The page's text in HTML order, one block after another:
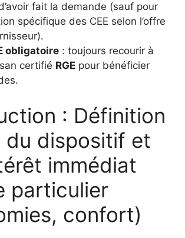
fait la demande (sauf pour
spécifique des CEE selon l’offre
obligatoire : toujours recourir à
certifié RGE pour bénéficier
: Définition
du dispositif et
immédiat
particulier
confort)